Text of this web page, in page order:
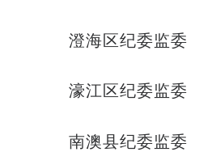
澄海区纪委监委
濠江区纪委监委
南澳县纪委监委